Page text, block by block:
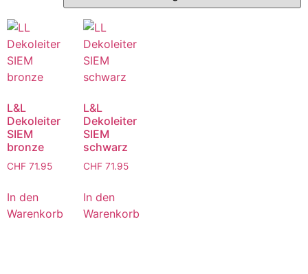
L&L
Dekoleiter
SIEM
bronze
CHF 71.95
In den
Warenkorb
L&L
Dekoleiter
SIEM
schwarz
CHF71.95
In den
Warenkorb